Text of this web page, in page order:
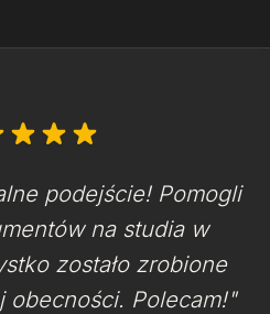
podejście! Pomogli
na studia w
zostało zrobione
obecności. Polecam!"